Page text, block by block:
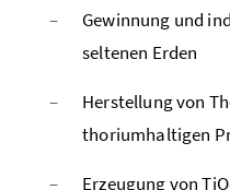
Gewinnung und
seltenen Erden
Herstellung von
thoriumhaltigen
Erzeugung vonTiO